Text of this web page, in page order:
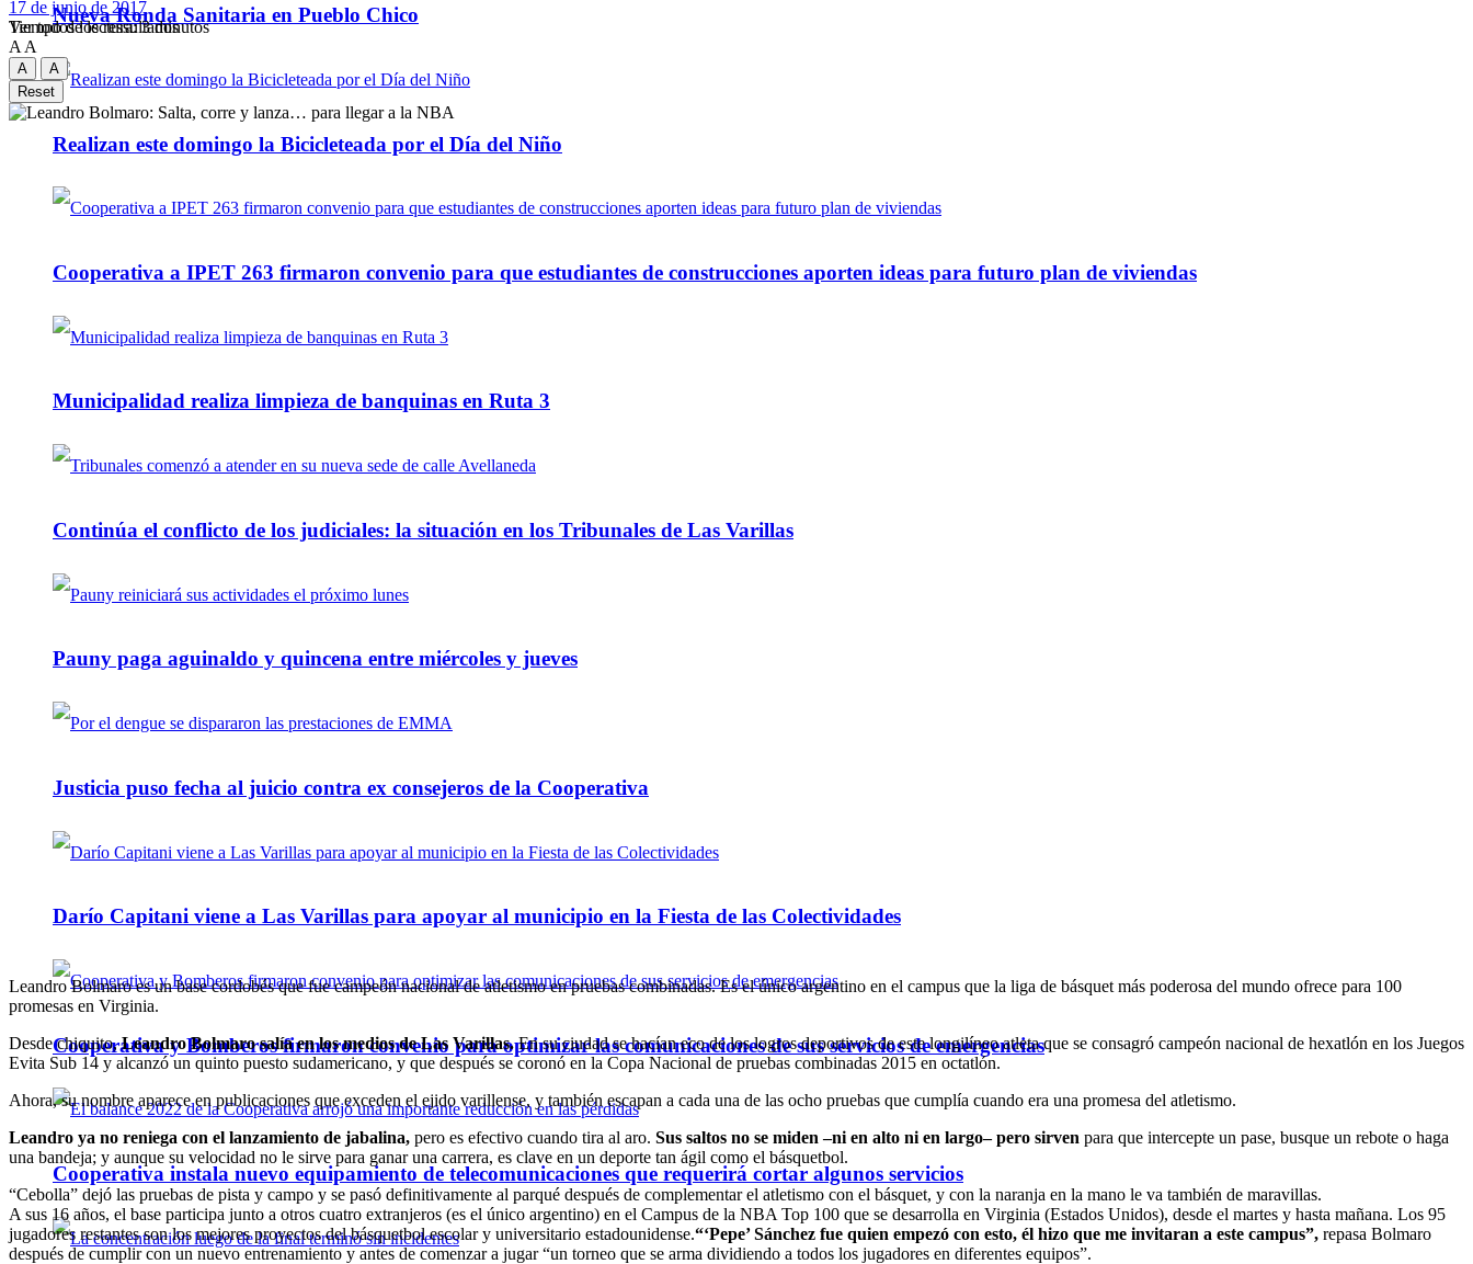
Nueva Ronda Sanitaria en Pueblo Chico
Realizan este domingo la Bicicleteada por el Día del Niño
Cooperativa a IPET 263 firmaron convenio para que estudiantes de construcciones aporten ideas para futuro plan de viviendas
Municipalidad realiza limpieza de banquinas en Ruta 3
Continúa el conflicto de los judiciales: la situación en los Tribunales de Las Varillas
Pauny paga aguinaldo y quincena entre miércoles y jueves
Justicia puso fecha al juicio contra ex consejeros de la Cooperativa
Darío Capitani viene a Las Varillas para apoyar al municipio en la Fiesta de las Colectividades
Cooperativa y Bomberos firmaron convenio para optimizar las comunicaciones de sus servicios de emergencias
Cooperativa instala nuevo equipamiento de telecomunicaciones que requerirá cortar algunos servicios
Ver todos los ressultados
17 de junio de 2017
Tiempo de lectura: 3 minutos
A A
A
A
Reset
Leandro Bolmaro es un base cordobés que fue campeón nacional de atletismo en pruebas combinadas. Es el único argentino en el campus que la liga de básquet más poderosa del mundo ofrece para 100
promesas en Virginia.
Desde chiquito,Leandro Bolmaro salía en los medios de Las Varillas.En su ciudad se hacían eco de los logros deportivos de este longilíneo atleta que se consagró campeón nacional de hexatlón en los Juegos
Evita Sub 14 y alcanzó un quinto puesto sudamericano, y que después se coronó en la Copa Nacional de pruebas combinadas 2015 en octatlón.
Ahora, su nombre aparece en publicaciones que exceden el ejido varillense, y también escapan a cada una de las ocho pruebas que cumplía cuando era una promesa del atletismo.
Leandro ya no reniega con el lanzamiento de jabalina, pero es efectivo cuando tira al aro. Sus saltos no se miden –ni en alto ni en largo– pero sirven para que intercepte un pase, busque un rebote o haga
una bandeja; y aunque su velocidad no le sirve para ganar una carrera, es clave en un deporte tan ágil como el básquetbol.
“Cebolla” dejó las pruebas de pista y campo y se pasó definitivamente al parqué después de complementar el atletismo con el básquet, y con la naranja en la mano le va también de maravillas.
A sus 16 años, el base participa junto a otros cuatro extranjeros (es el único argentino) en el Campus de la NBA Top 100 que se desarrolla en Virginia (Estados Unidos), desde el martes y hasta mañana. Los 95
jugadores restantes son los mejores proyectos del básquetbol escolar y universitario estadounidense.“‘Pepe’ Sánchez fue quien empezó con esto, él hizo que me invitaran a este campus”, repasa Bolmaro
después de cumplir con un nuevo entrenamiento y antes de comenzar a jugar “un torneo que se arma dividiendo a todos los jugadores en diferentes equipos”.